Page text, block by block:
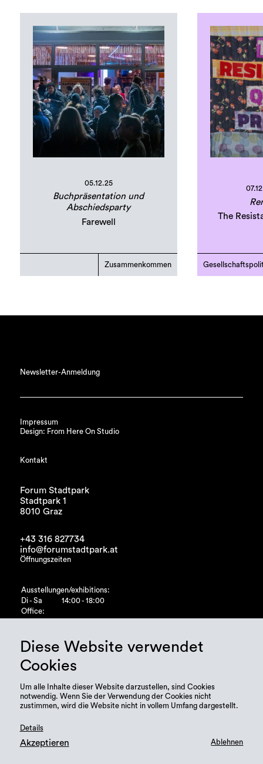
05.12.25
Buchpräsentation und
Abschiedsparty
Farewell
Zusammenkommen
The
Newsletter-Anmeldung
Impressum
Design: From Here On Studio
Kontakt
Forum Stadtpark
Stadtpark 1
8010 Graz
+43 316 827734
info@forumstadtpark.at
Öffnungszeiten
Ausstellungen/exhibitions:
Di - Sa
14:00 - 18:00
Office:
Diese Website verwendet
Cookies
Um alle Inhalte dieser Website darzustellen, sind Cookies
notwendig. Wenn Sie der Verwendung der Cookies nicht
zustimmen, wird die Website nicht in vollem Umfang dargestellt.
Details
Akzeptieren Ablehnen